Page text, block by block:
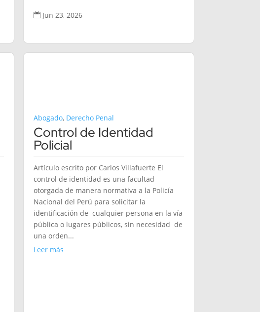
 Jun 23, 2026
Abogado, Derecho Penal
Control de Identidad
Policial
Artículo escrito por Carlos Villafuerte El
control de identidad es una facultad
otorgada de manera normativa a la Policía
Nacional del Perú para solicitar la
identificación de cualquier persona en la vía
pública o lugares públicos, sin necesidad de
una orden...
Leer más